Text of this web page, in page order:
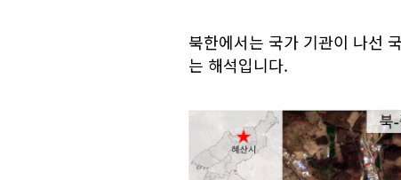
북한에서는 국가 기관이 나선
는 해석입니다.